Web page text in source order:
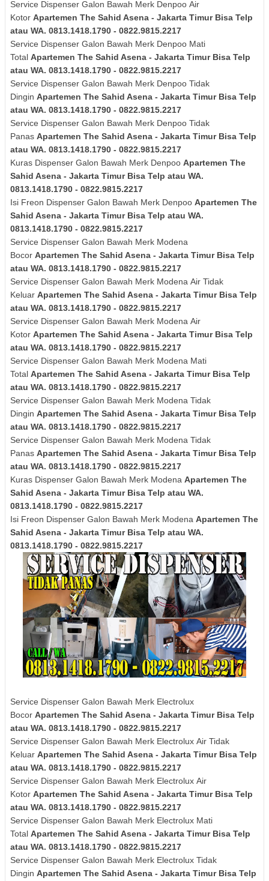
Service Dispenser Galon Bawah Merk Denpoo Air
Kotor Apartemen The Sahid Asena - Jakarta Timur Bisa Telp
atau WA. 0813.1418.1790 - 0822.9815.2217
Service Dispenser Galon Bawah Merk Denpoo Mati
Total Apartemen The Sahid Asena - Jakarta Timur Bisa Telp
atau WA. 0813.1418.1790 - 0822.9815.2217
Service Dispenser Galon Bawah Merk Denpoo Tidak
Dingin Apartemen The Sahid Asena - Jakarta Timur Bisa Telp
atau WA. 0813.1418.1790 - 0822.9815.2217
Service Dispenser Galon Bawah Merk Denpoo Tidak
Panas Apartemen The Sahid Asena - Jakarta Timur Bisa Telp
atau WA. 0813.1418.1790 - 0822.9815.2217
Kuras Dispenser Galon Bawah Merk Denpoo Apartemen The
Sahid Asena - Jakarta Timur Bisa Telp atau WA.
0813.1418.1790 - 0822.9815.2217
Isi Freon Dispenser Galon Bawah Merk Denpoo Apartemen The
Sahid Asena - Jakarta Timur Bisa Telp atau WA.
0813.1418.1790 - 0822.9815.2217
Service Dispenser Galon Bawah Merk Modena
Bocor Apartemen The Sahid Asena - Jakarta Timur Bisa Telp
atau WA. 0813.1418.1790 - 0822.9815.2217
Service Dispenser Galon Bawah Merk Modena Air Tidak
Keluar Apartemen The Sahid Asena - Jakarta Timur Bisa Telp
atau WA. 0813.1418.1790 - 0822.9815.2217
Service Dispenser Galon Bawah Merk Modena Air
Kotor Apartemen The Sahid Asena - Jakarta Timur Bisa Telp
atau WA. 0813.1418.1790 - 0822.9815.2217
Service Dispenser Galon Bawah Merk Modena Mati
Total Apartemen The Sahid Asena - Jakarta Timur Bisa Telp
atau WA. 0813.1418.1790 - 0822.9815.2217
Service Dispenser Galon Bawah Merk Modena Tidak
Dingin Apartemen The Sahid Asena - Jakarta Timur Bisa Telp
atau WA. 0813.1418.1790 - 0822.9815.2217
Service Dispenser Galon Bawah Merk Modena Tidak
Panas Apartemen The Sahid Asena - Jakarta Timur Bisa Telp
atau WA. 0813.1418.1790 - 0822.9815.2217
Kuras Dispenser Galon Bawah Merk Modena Apartemen The
Sahid Asena - Jakarta Timur Bisa Telp atau WA.
0813.1418.1790 - 0822.9815.2217
Isi Freon Dispenser Galon Bawah Merk Modena Apartemen The
Sahid Asena - Jakarta Timur Bisa Telp atau WA.
0813.1418.1790 - 0822.9815.2217
Service Dispenser Galon Bawah Merk Electrolux
Bocor Apartemen The Sahid Asena - Jakarta Timur Bisa Telp
atau WA. 0813.1418.1790 - 0822.9815.2217
Service Dispenser Galon Bawah Merk Electrolux Air Tidak
Keluar Apartemen The Sahid Asena - Jakarta Timur Bisa Telp
atau WA. 0813.1418.1790 - 0822.9815.2217
Service Dispenser Galon Bawah Merk Electrolux Air
Kotor Apartemen The Sahid Asena - Jakarta Timur Bisa Telp
atau WA. 0813.1418.1790 - 0822.9815.2217
Service Dispenser Galon Bawah Merk Electrolux Mati
Total Apartemen The Sahid Asena - Jakarta Timur Bisa Telp
atau WA. 0813.1418.1790 - 0822.9815.2217
Service Dispenser Galon Bawah Merk Electrolux Tidak
Dingin Apartemen The Sahid Asena - Jakarta Timur Bisa Telp